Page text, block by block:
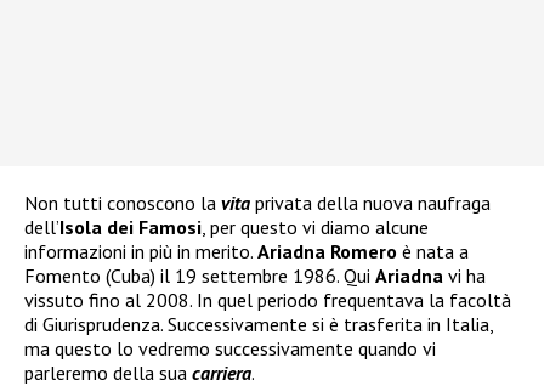
Non tutti conoscono la vita privata della nuova naufraga
dell’Isola dei Famosi , per questo vi diamo alcune
informazioni in più in merito. Ariadna Romero è nata a
Fomento (Cuba) il 19 settembre 1986. Qui Ariadna vi ha
vissuto fino al 2008. In quel periodo frequentava la facoltà
di Giurisprudenza. Successivamente si è trasferita in Italia,
ma questo lo vedremo successivamente quando vi
parleremo della sua carriera.